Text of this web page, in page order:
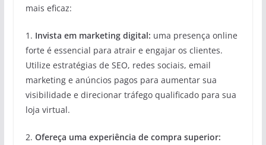
mais eficaz:
1. Invista em marketing digital: uma presença online
forte é essencial para atrair e engajar os clientes.
Utilize estratégias de SEO, redes sociais, email
marketing e anúncios pagos para aumentar sua
visibilidade e direcionar tráfego qualificado para sua
loja virtual.
2. Ofereça uma experiência de compra superior: